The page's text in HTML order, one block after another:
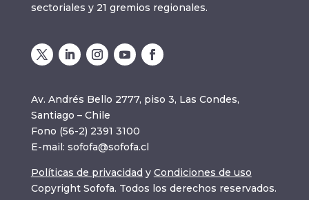
sectoriales y 21 gremios regionales.
Av. Andrés Bello 2777, piso 3, Las Condes,
Santiago – Chile
Fono (56-2) 2391 3100
E-mail: sofofa@sofofa.cl
Políticas de privacidad y Condiciones de uso
Copyright Sofofa. Todos los derechos reservados.